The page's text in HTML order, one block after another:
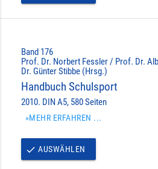
Band 176
Prof. Dr. Norbert Fessler / Prof. Dr.
Dr. Günter Stibbe (Hrsg.)
Handbuch Schulsport
2010. DIN A5, 580 Seiten
»MEHR ERFAHREN ...
done AUSWÄHLEN